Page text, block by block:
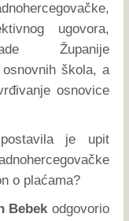
ugovora,
Županije
škola, a
osnovice
je upit
o plaćama?
Bebekodgovorio